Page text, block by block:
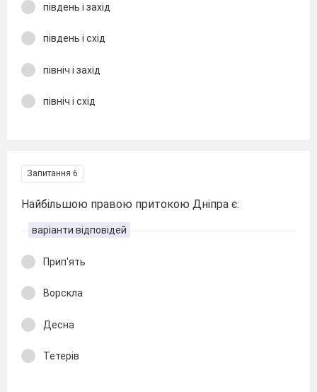
південь і захід
південь і схід
північ і захід
північ і схід
Запитання 6
Найбільшою правою притокою Дніпра є:
варіанти відповідей
Прип'ять
Ворскла
Десна
Тетерів